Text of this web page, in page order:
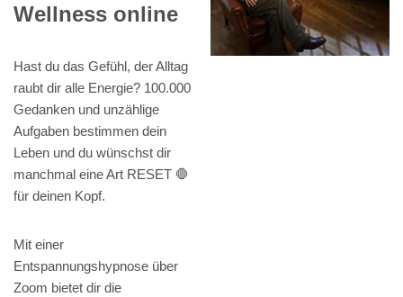
Wellness online
Hast du das Gefühl, der Alltag
raubt dir alle Energie? 100.000
Gedanken und unzählige
Aufgaben bestimmen dein
Leben und du wünschst dir
manchmal eine Art RESET 🛑
für deinen Kopf.
Mit einer
Entspannungshypnose über
Zoom bietet dir die